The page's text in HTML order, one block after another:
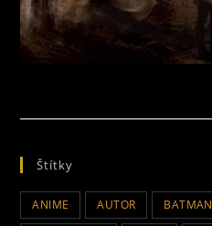
Štítky
ANIME AUTOR BATMAN